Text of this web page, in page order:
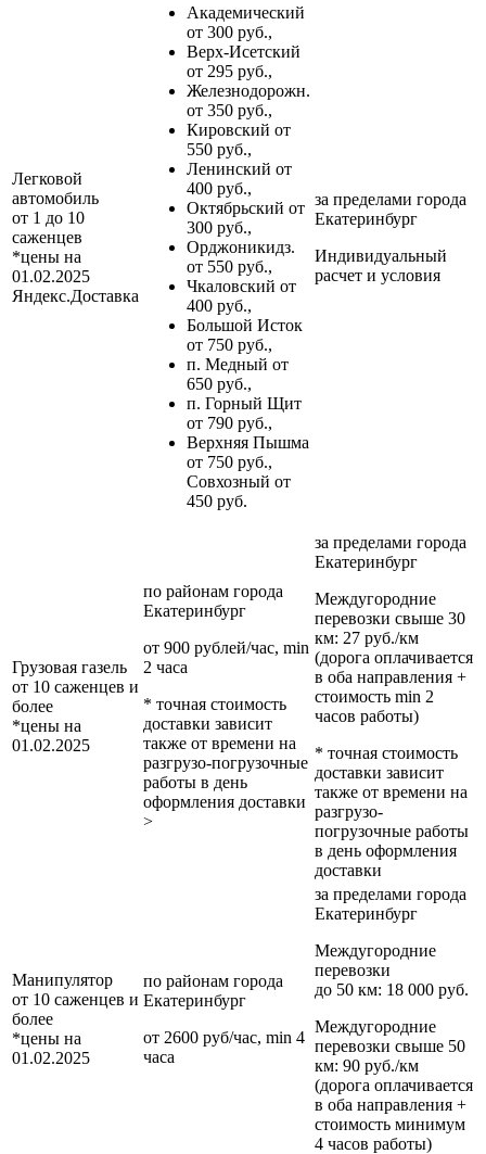
Легковой
автомобиль
от 1 до 10
саженцев
*цены на
01.02.2025
Яндекс.Доставка
Академический
от 300 руб.,
Верх-Исетский
от 295 руб.,
Железнодорожн.
от 350 руб.,
Кировский от
550 руб.,
Ленинский от
400 руб.,
Октябрьский от
300 руб.,
Орджоникидз.
от 550 руб.,
Чкаловский от
400 руб.,
Большой Исток
от 750 руб.,
п. Медный от
650 руб.,
п. Горный Щит
от 790 руб.,
Верхняя Пышма
от 750 руб.,
Совхозный от
450 руб.
за пределами города
Екатеринбург
Индивидуальный
расчет и условия
Грузовая газель
от 10 саженцев и
более
*цены на
01.02.2025
по районам города
Екатеринбург
от 900 рублей/час, min
2 часа
* точная стоимость
доставки зависит
также от времени на
разгрузо-погрузочные
работы в день
оформления доставки
>
за пределами города
Екатеринбург
Междугородние
перевозки свыше 30
км: 27 руб./км
(дорога оплачивается
в оба направления +
стоимость min 2
часов работы)
* точная стоимость
доставки зависит
также от времени на
разгрузо-
погрузочные работы
в день оформления
доставки
Манипулятор
от 10 саженцев и
более
*цены на
01.02.2025
по районам города
Екатеринбург
от 2600 руб/час, min 4
часа
за пределами города
Екатеринбург
Междугородние
перевозки
до 50 км: 18 000 руб.
Междугородние
перевозки свыше 50
км: 90 руб./км
(дорога оплачивается
в оба направления +
стоимость минимум
4 часов работы)